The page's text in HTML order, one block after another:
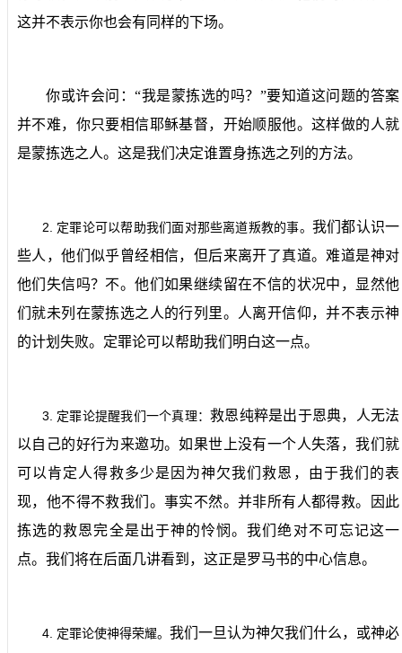
这并不表示你也会有同样的下场。
你或许会问：“我是蒙拣选的吗？”要知道这问题的答案
并不难，你只要相信耶稣基督，开始顺服他。这样做的人就
是蒙拣选之人。这是我们决定谁置身拣选之列的方法。
2. 定罪论可以帮助我们面对那些离道叛教的事。 我们都认识一
些人，他们似乎曾经相信，但后来离开了真道。难道是神对
他们失信吗？不。他们如果继续留在不信的状况中，显然他
们就未列在蒙拣选之人的行列里。人离开信仰，并不表示神
的计划失败。定罪论可以帮助我们明白这一点。
3. 定罪论提醒我们一个真理：救恩纯粹是出于恩典，人无法
以自己的好行为来邀功。如果世上没有一个人失落，我们就
可以肯定人得救多少是因为神欠我们救恩，由于我们的表
现，他不得不救我们。事实不然。并非所有人都得救。因此
拣选的救恩完全是出于神的怜悯。我们绝对不可忘记这一
点。我们将在后面几讲看到，这正是罗马书的中心信息。
4. 定罪论使神得荣耀。 我们一旦认为神欠我们什么，或神必